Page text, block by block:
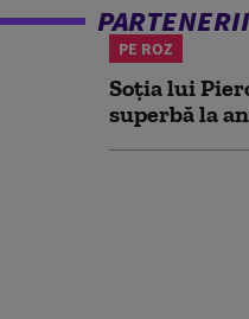
PE ROZ
Soția lui
superbă la